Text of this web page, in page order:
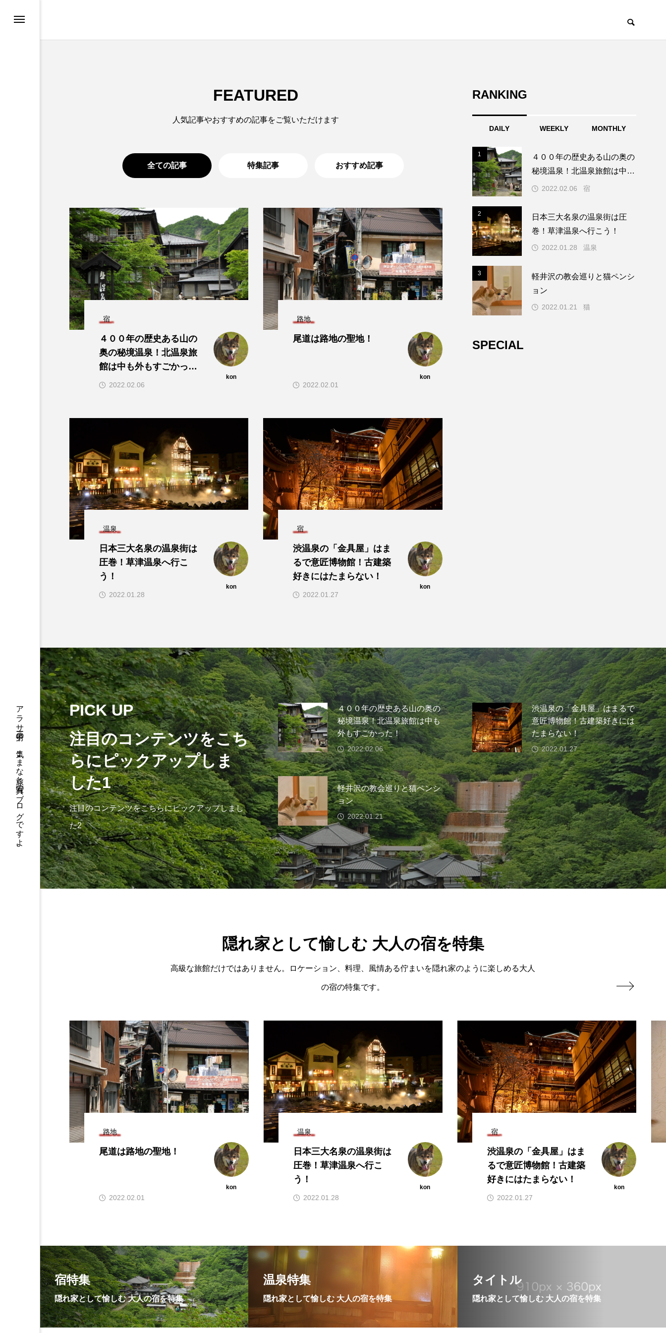
アラサー男子の、気ままな旅と写真のブログですよ。
kon
４００年の歴史ある山
の奥の秘境温泉！北温
泉旅館は中も外もすご
かった！
kon
2022.02.06
冬
軽井沢の教会巡りと猫
ペンション
kon
2022.01.21
４００年の歴史ある山
の奥の秘境温泉！北温
泉旅館は中も外もすご
かった！
2022.02.06
軽井沢の教会巡りと猫

TAG LIST
冬 広島 温泉 猫 軽井沢
FEATURED
人気記事やおすすめの記事をご覧いただけます
全ての記事 特集記事 おすすめ記事
宿
４００年の歴史ある山の
奥の秘境温泉！北温泉旅
館は中も外もすごかっ
た！
kon
2022.02.06
路地
尾道は路地の聖地！
kon
2022.02.01
温泉
日本三大名泉の温泉街は
圧巻！草津温泉へ行こ
う！
kon
2022.01.28
宿
渋温泉の「金具屋」はま
るで意匠博物館！古建築
好きにはたまらない！
kon
2022.01.27
RANKING
DAILY WEEKLY MONTHLY
1
４００年の歴史ある山の奥の
秘境温泉！北温泉旅館は中も
外もすごかった！
2022.02.06 宿
2
日本三大名泉の温泉街は圧
巻！草津温泉へ行こう！
2022.01.28 温泉
3
軽井沢の教会巡りと猫ペンシ
ョン
2022.01.21 猫
SPECIAL
PICK UP
注目のコンテンツをこち
らにピックアップしま
した1
注目のコンテンツをこちらにピックアップしまし
た2
４００年の歴史ある山の奥の
秘境温泉！北温泉旅館は中も
外もすごかった！
2022.02.06
渋温泉の「金具屋」はまるで
意匠博物館！古建築好きには
たまらない！
2022.01.27
軽井沢の教会巡りと猫ペンシ
ョン
2022.01.21
隠れ家として愉しむ 大人の宿を特集
高級な旅館だけではありません。ロケーション、料理、風情ある佇まいを隠れ家のように楽しめる大人
の宿の特集です。
路地
尾道は路地の聖地！
kon
2022.02.01
温泉
日本三大名泉の温泉街は
圧巻！草津温泉へ行こ
う！
kon
2022.01.28
宿
渋温泉の「金具屋」はま
るで意匠博物館！古建築
好きにはたまらない！
kon
2022.01.27

宿特集
隠れ家として愉しむ 大人の宿を特集
温泉特集
隠れ家として愉しむ 大人の宿を特集
タイトル
隠れ家として愉しむ 大人の宿を特集